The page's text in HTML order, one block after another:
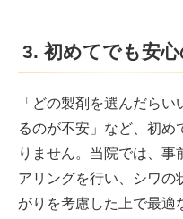
3. 初めてでも安
「どの製剤を選んだら
るのが不安」など、初め
りません。当院では、事
アリングを行い、シワの
がりを考慮した上で最適